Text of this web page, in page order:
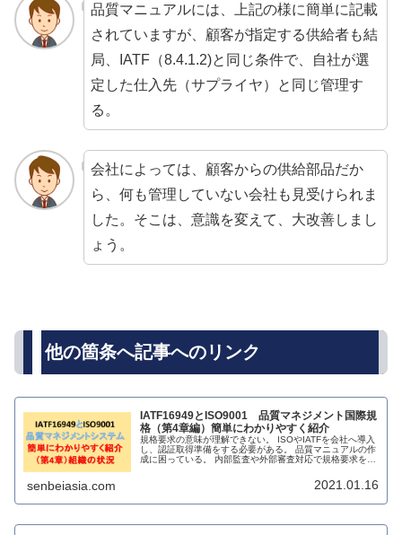
品質マニュアルには、上記の様に簡単に記載
されていますが、顧客が指定する供給者も結
局、IATF（8.4.1.2)と同じ条件で、自社が選
定した仕入先（サプライヤ）と同じ管理す
る。
会社によっては、顧客からの供給部品だか
ら、何も管理していない会社も見受けられま
した。そこは、意識を変えて、大改善しまし
ょう。
他の箇条へ記事へのリンク
IATF16949とISO9001 品質マネジメント国際規
格（第4章編）簡単にわかりやすく紹介
規格要求の意味が理解できない。 ISOやIATFを会社へ導入
し、認証取得準備をする必要がある。 品質マニュアルの作
成に困っている。 内部監査や外部審査対応で規格要求を理
senbeiasia.com 2021.01.16